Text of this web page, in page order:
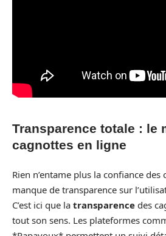
Transparence totale : le
cagnottes en ligne
Rien n’entame plus la confiance des
manque de transparence sur
C’est ici que la transparence des
tout son sens. Les plateformes